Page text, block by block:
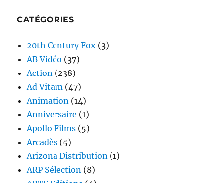
CATÉGORIES
20th Century Fox (3)
AB Vidéo (37)
Action (238)
Ad Vitam (47)
Animation (14)
Anniversaire (1)
Apollo Films (5)
Arcadès (5)
Arizona Distribution (1)
ARP Sélection (8)